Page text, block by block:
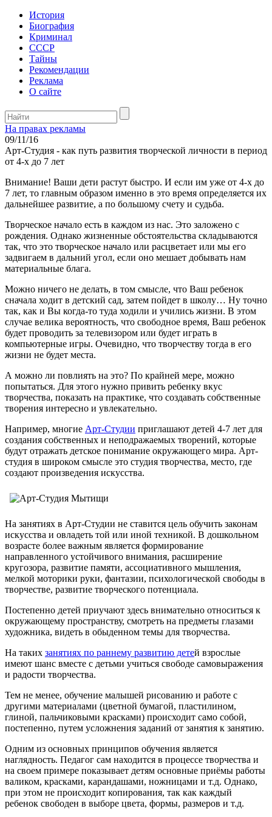
История
Биография
Криминал
СССР
Тайны
Рекомендации
Реклама
О сайте
На правах рекламы
09/11/16
Арт-Студия - как путь развития творческой личности в период
от 4-х до 7 лет
Внимание! Ваши дети растут быстро. И если им уже от 4-х до
7 лет, то главным образом именно в это время определяется их
дальнейшее развитие, а по большому счету и судьба.
Творческое начало есть в каждом из нас. Это заложено с
рождения. Однако жизненные обстоятельства складываются
так, что это творческое начало или расцветает или мы его
задвигаем в дальний угол, если оно мешает добывать нам
материальные блага.
Можно ничего не делать, в том смысле, что Ваш ребенок
сначала ходит в детский сад, затем пойдет в школу… Ну точно
так, как и Вы когда-то туда ходили и учились жизни. В этом
случае велика вероятность, что свободное время, Ваш ребенок
будет проводить за телевизором или будет играть в
компьютерные игры. Очевидно, что творчеству тогда в его
жизни не будет места.
А можно ли повлиять на это? По крайней мере, можно
попытаться. Для этого нужно привить ребенку вкус
творчества, показать на практике, что создавать собственные
творения интересно и увлекательно.
Например, многие Арт-Студии приглашают детей 4-7 лет для
создания собственных и неподражаемых творений, которые
будут отражать детское понимание окружающего мира. Арт-
студия в широком смысле это студия творчества, место, где
создают произведения искусства.
На занятиях в Арт-Студии не ставится цель обучить законам
искусства и овладеть той или иной техникой. В дошкольном
возрасте более важным является формирование
направленного устойчивого внимания, расширение
кругозора, развитие памяти, ассоциативного мышления,
мелкой моторики руки, фантазии, психологической свободы в
творчестве, развитие творческого потенциала.
Постепенно детей приучают здесь внимательно относиться к
окружающему пространству, смотреть на предметы глазами
художника, видеть в обыденном темы для творчества.
На таких занятиях по раннему развитию детей взрослые
имеют шанс вместе с детьми учиться свободе самовыражения
и радости творчества.
Тем не менее, обучение малышей рисованию и работе с
другими материалами (цветной бумагой, пластилином,
глиной, пальчиковыми красками) происходит само собой,
постепенно, путем усложнения заданий от занятия к занятию.
Одним из основных принципов обучения является
наглядность. Педагог сам находится в процессе творчества и
на своем примере показывает детям основные приёмы работы
валиком, красками, карандашами, ножницами и т.д. Однако,
при этом не происходит копирования, так как каждый
ребенок свободен в выборе цвета, формы, размеров и т.д.